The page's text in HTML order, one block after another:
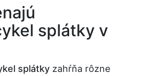
splátky v
splátky zahŕňa rôzne